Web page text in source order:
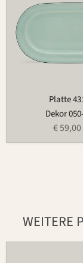
Platte
Dekor
€ 59,00
WEITERE